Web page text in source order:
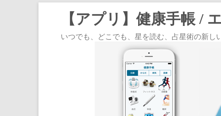
【アプリ】健康手帳 /
いつでも、どこでも、星を読む、占星術の新し